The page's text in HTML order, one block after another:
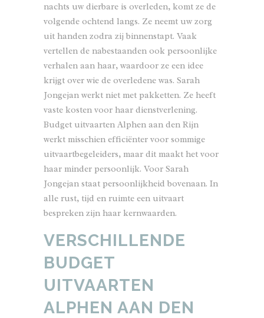
nachts uw dierbare is overleden, komt ze de
volgende ochtend langs. Ze neemt uw zorg
uit handen zodra zij binnenstapt. Vaak
vertellen de nabestaanden ook persoonlijke
verhalen aan haar, waardoor ze een idee
krijgt over wie de overledene was. Sarah
Jongejan werkt niet met pakketten. Ze heeft
vaste kosten voor haar dienstverlening.
Budget uitvaarten Alphen aan den Rijn
werkt misschien efficiënter voor sommige
uitvaartbegeleiders, maar dit maakt het voor
haar minder persoonlijk. Voor Sarah
Jongejan staat persoonlijkheid bovenaan. In
alle rust, tijd en ruimte een uitvaart
bespreken zijn haar kernwaarden.
VERSCHILLENDE
BUDGET
UITVAARTEN
ALPHEN AAN DEN